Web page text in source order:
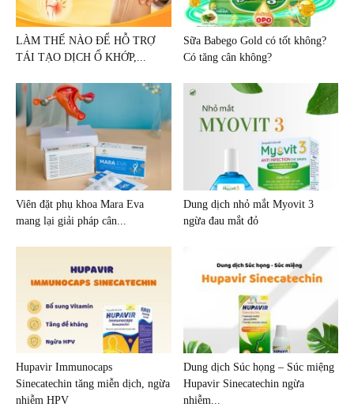
LÀM THẾ NÀO ĐỂ HỖ TRỢ
TÁI TẠO DỊCH Ổ KHỚP,...
Sữa Babego Gold có tốt không?
Có tăng cân không?
Viên đặt phụ khoa Mara Eva
mang lại giải pháp cân...
Dung dịch nhỏ mắt Myovit 3
ngừa đau mắt đỏ
Hupavir Immunocaps
Sinecatechin tăng miễn dịch, ngừa
nhiễm HPV
Dung dịch Súc họng – Súc miệng
Hupavir Sinecatechin ngừa
nhiễm...